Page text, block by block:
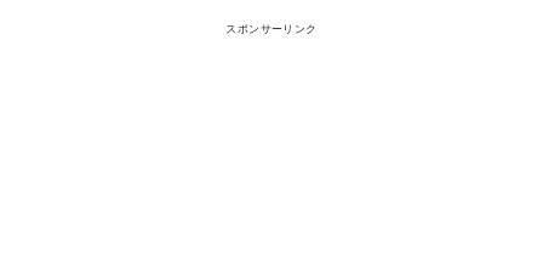
スポンサーリンク